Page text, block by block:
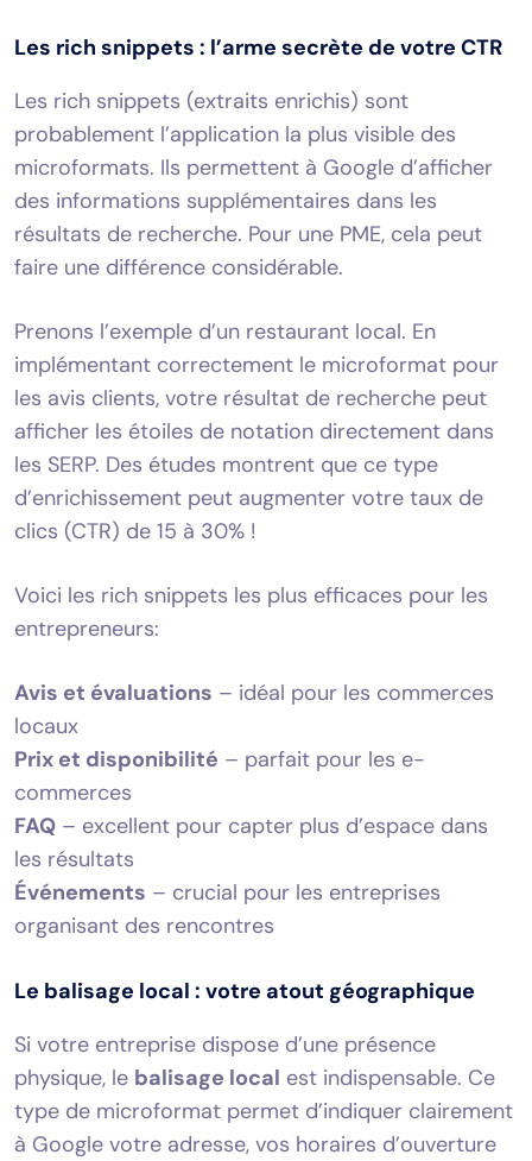
Les rich snippets : l’arme secrète de votre CTR
Les rich snippets (extraits enrichis) sont
probablement l’application la plus visible des
microformats. Ils permettent à Google d’afficher
des informations supplémentaires dans les
résultats de recherche. Pour une PME, cela peut
faire une différence considérable.
Prenons l’exemple d’un restaurant local. En
implémentant correctement le microformat pour
les avis clients, votre résultat de recherche peut
afficher les étoiles de notation directement dans
les SERP. Des études montrent que ce type
d’enrichissement peut augmenter votre taux de
clics (CTR) de 15 à 30% !
Voici les rich snippets les plus efficaces pour les
entrepreneurs:
Avis et évaluations – idéal pour les commerces
locaux
Prix et disponibilité – parfait pour les e-
commerces
FAQ – excellent pour capter plus d’espace dans
les résultats
Événements – crucial pour les entreprises
organisant des rencontres
Le balisage local : votre atout géographique
Si votre entreprise dispose d’une présence
physique, le balisage local est indispensable. Ce
type de microformat permet d’indiquer clairement
à Google votre adresse, vos horaires d’ouverture